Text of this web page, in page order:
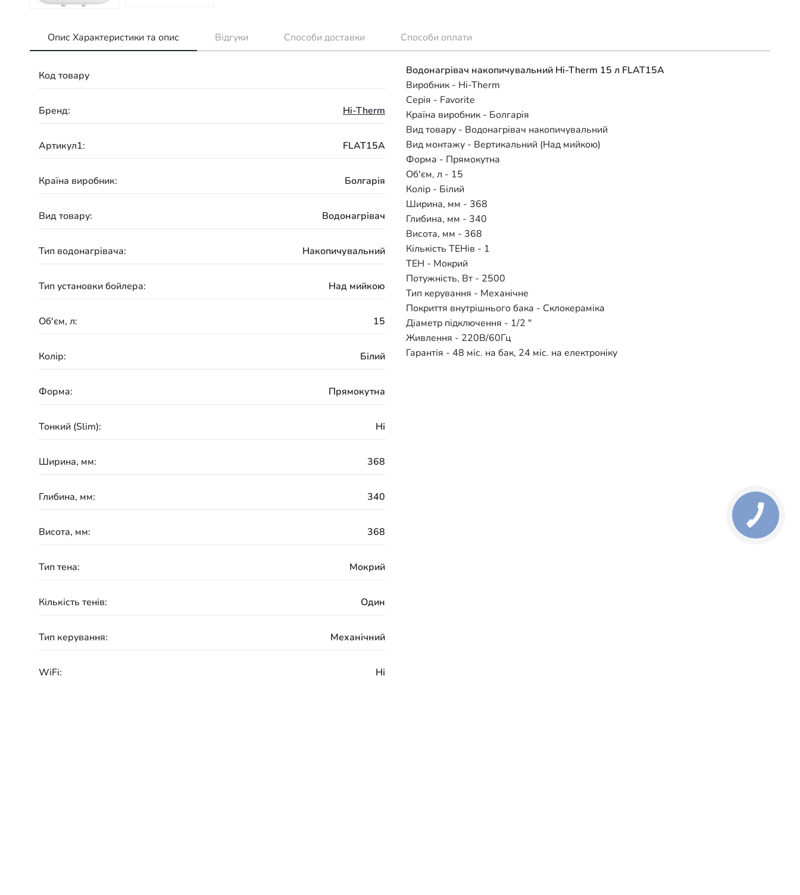
Опис Характеристики та опис Відгуки Способи доставки Способи оплати
Код товару
Бренд: Hi-Therm
Артикул1: FLAT15A
Країна виробник: Болгарія
Вид товару: Водонагрівач
Тип водонагрівача: Накопичувальний
Тип установки бойлера: Над мийкою
Об'єм, л: 15
Колір: Білий
Форма: Прямокутна
Тонкий (Slim): Ні
Ширина, мм: 368
Глибина, мм: 340
Висота, мм: 368
Тип тена: Мокрий
Кількість тенів: Один
Тип керування: Механічний
WiFi: Ні
Водонагрівач накопичувальний Hi-Therm 15 л FLAT15A
Виробник - Hi-Therm
Серія - Favorite
Країна виробник - Болгарія
Вид товару - Водонагрівач накопичувальний
Вид монтажу - Вертикальний (Над мийкою)
Форма - Прямокутна
Об'єм, л - 15
Колір - Білий
Ширина, мм - 368
Глибина, мм - 340
Висота, мм - 368
Кількість ТЕНів - 1
ТЕН - Мокрий
Потужність, Вт - 2500
Тип керування - Механічне
Покриття внутрішнього бака - Склокераміка
Діаметр підключення - 1/2 "
Живлення - 220В/60Гц
Гарантія - 48 міс. на бак, 24 міс. на електроніку